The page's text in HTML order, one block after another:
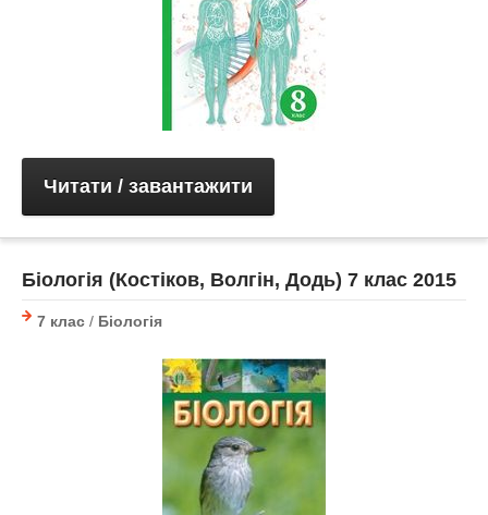
Читати / завантажити
Біологія (Костіков, Волгін, Додь) 7 клас 2015
7 клас / Біологія